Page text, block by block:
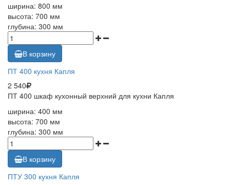
ширина: 800 мм
высота: 700 мм
глубина: 300 мм
В корзину
ПТ 400 кухня Капля
2 540
ПТ 400 шкаф кухонный верхний для кухни Капля
ширина: 400 мм
высота: 700 мм
глубина: 300 мм
В корзину
ПТУ 300 кухня Капля